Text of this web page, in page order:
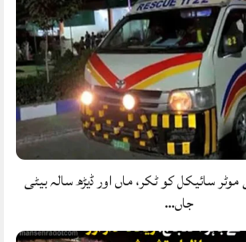
سائیکل کو ٹکر، ماں اور ڈیڑھ سالہ بیٹی
جاں…